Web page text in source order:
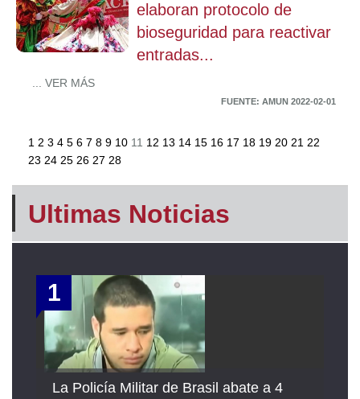
elaboran protocolo de
bioseguridad para reactivar
entradas...
... VER MÁS
FUENTE: AMUN 2022-02-01
1 2 3 4 5 6 7 8 9 10 11 12 13 14 15 16 17 18 19 20 21 22
23 24 25 26 27 28
Ultimas Noticias
1
La Policía Militar de Brasil abate a 4